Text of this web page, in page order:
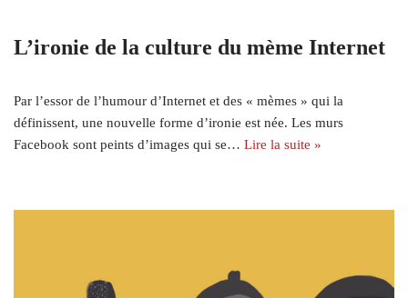
L’ironie de la culture du mème Internet
Par l’essor de l’humour d’Internet et des « mèmes » qui la
définissent, une nouvelle forme d’ironie est née. Les murs
Facebook sont peints d’images qui se… Lire la suite »